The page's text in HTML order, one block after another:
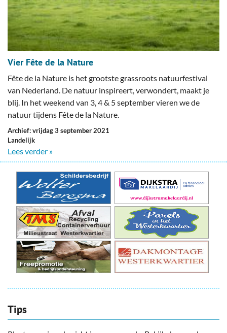
Vier Fête de la Nature
Fête de la Nature is het grootste grassroots natuurfestival
van Nederland. De natuur inspireert, verwondert, maakt je
blij. In het weekend van 3, 4 & 5 september vieren we de
natuur tijdens Fête de la Nature.
Archief: vrijdag 3 september 2021
Landelijk
Lees verder »
Tips